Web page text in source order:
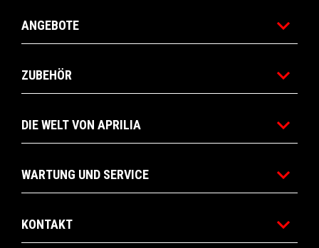
ANGEBOTE
ZUBEHÖR
DIE WELT VON APRILIA
WARTUNG UND SERVICE
KONTAKT